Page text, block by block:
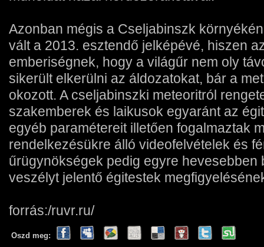
Azonban mégis a Cseljabinszk
vált a 2013. esztendő jelképévé, hiszen
emberiségnek, hogy a világűr nem oly
sikerült elkerülni az áldozatokat, bár a
okozott. A cseljabinszki meteoritról
szakemberek és laikusok egyaránt az
egyéb paramétereit illetően fogalmaztak
rendelkezésükre álló videofelvételek és
űrügynökségek pedig egyre hevesebben
veszélyt jelentő égitestek
forrás:/ruvr.ru/
Oszd meg: